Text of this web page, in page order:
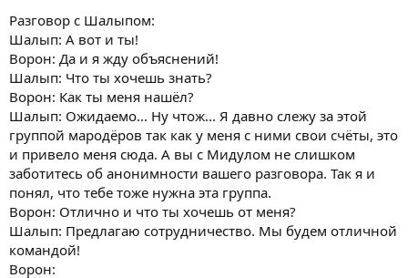
Разговор с Шалыпом:
Шалып: А вот и ты!
Ворон: Да и я жду объяснений!
Шалып: Что ты хочешь знать?
Ворон: Как ты меня нашёл?
Шалып: Ожидаемо... Ну чтож... Я давно слежу за этой
группой мародёров так как у меня с ними свои счёты, это
и привело меня сюда. А вы с Мидулом не слишком
заботитесь об анонимности вашего разговора. Так я и
понял, что тебе тоже нужна эта группа.
Ворон: Отлично и что ты хочешь от меня?
Шалып: Предлагаю сотрудничество. Мы будем отличной
командой!
Ворон: